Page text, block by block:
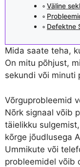
Väline
Defektne
Mida saate teha,
On mitu põhjust,
sekundi või minuti
Võrguprobleemid
Nõrk signaal võib
täielikku
kõrge jõudlusega
Ummikute või
probleemidel võib